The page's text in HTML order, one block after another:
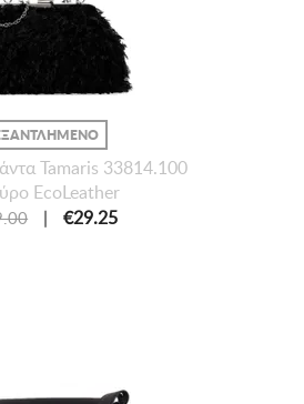
Tamaris 33814.100
EcoLeather
| €29.25